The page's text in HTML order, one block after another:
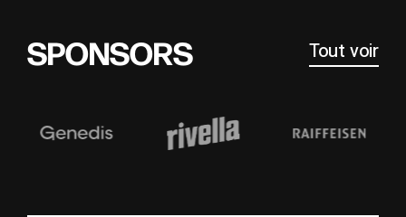
SPONSORS Tout voir